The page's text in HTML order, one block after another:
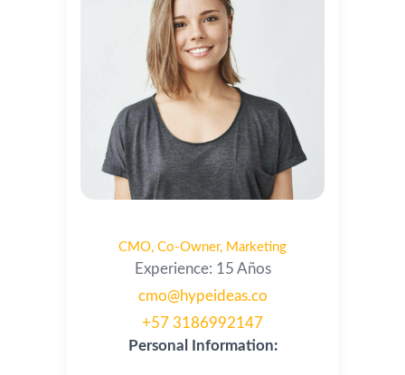
CMO, Co-Owner Marketing
Experience: 15 Años
cmo@hypeideas.co
+57 3186992147
Personal Information: